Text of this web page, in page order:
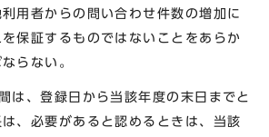
用者からの問い合わせ件数の増加に
保証するものではないことをあらか
らない。
、登録日から当該年度の末日までと
、必要があると認めるときは、当該